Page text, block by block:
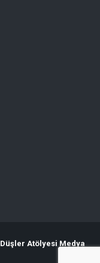
Düşler Atölyesi Medya